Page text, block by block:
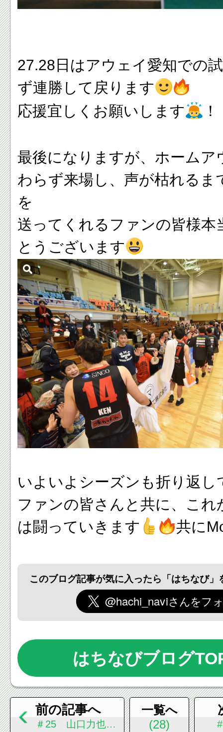
27.28日はアウェイ愛知での
ず連勝して戻ります
応援宜しくお願いします
！
最後になりますが、ホームア
わらず来場し、声が枯れるま
を
送ってくれるファンの皆様本
とうございます
いよいよシーズンも折り返し
ファンの皆さんと共に、これ
は闘っていきます
共に
このブログ記事が気に入ったら「はちなび」
はちなびブログ
前の記事へ
＃25 山口力也で
一覧へ
(28)